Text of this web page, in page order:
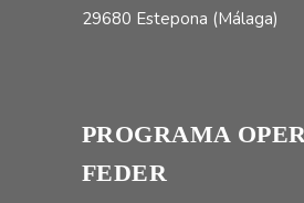
29680 Estepona (Málaga)
PROGRAMA
FEDER